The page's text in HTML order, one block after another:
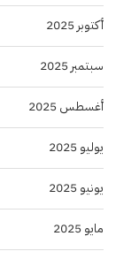
أكتوبر 2025
سبتمبر 2025
أغسطس 2025
يوليو 2025
يونيو 2025
مايو 2025